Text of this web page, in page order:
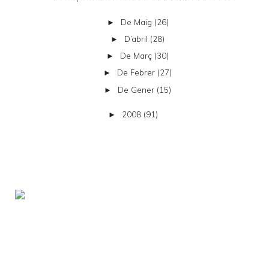
► De Maig (26)
► D’abril (28)
► De Març (30)
► De Febrer (27)
► De Gener (15)
► 2008 (91)